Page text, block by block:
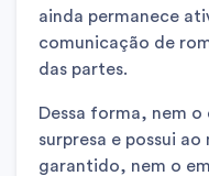
ainda permanece
comunicação de
das partes.
Dessa forma, nem
surpresa e possui
garantido, nem o